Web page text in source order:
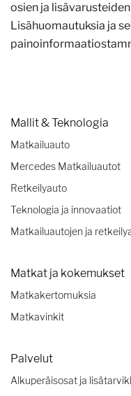
osien ja
Lisähuomautuksia ja
Mallit & Teknologia
Matkailuauto
Mercedes Matkailuautot
Retkeilyauto
Teknologia ja innovaatiot
Matkailuautojen ja
Matkat ja kokemukset
Matkakertomuksia
Matkavinkit
Palvelut
Alkuperäisosat ja